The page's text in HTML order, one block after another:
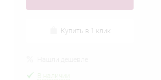
Купить в 1 клик
В наличии